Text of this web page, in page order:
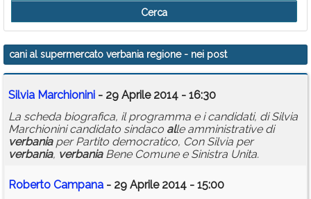
Info Utili
Rubriche
Calendario
Annunci
cani al supermercato verbania regione- nei post
Silvia Marchionini - 29 Aprile 2014 - 16:30
La scheda biografica, il programma e i candidati, di Silvia
Marchionini candidato sindaco alle amministrative di
verbaniaper Partito democratico, Con Silvia per
verbania, verbaniaBene Comune e Sinistra Unita.
Roberto Campana - 29 Aprile 2014 - 15:00